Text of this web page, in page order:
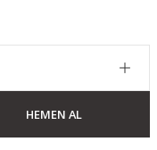
HEMEN AL